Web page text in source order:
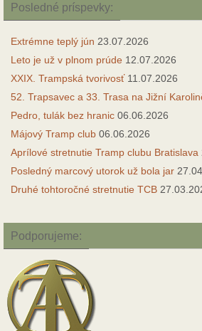
Posledné príspevky:
Extrémne teplý jún 23.07.2026
Leto je už v plnom prúde 12.07.2026
XXIX. Trampská tvorivosť 11.07.2026
52. Trapsavec a 33. Trasa na Jižní
Pedro, tulák bez hranic 06.06.2026
Májový Tramp club 06.06.2026
Aprílové stretnutie Tramp clubu Bratislava
Posledný marcový utorok už bola jar
Druhé tohtoročné stretnutie TCB
Podporujeme: